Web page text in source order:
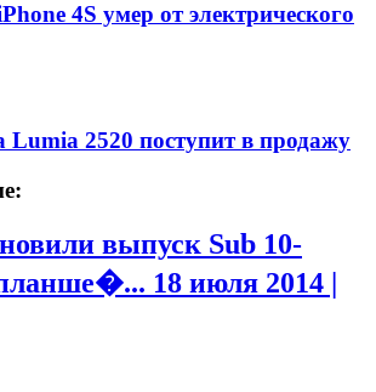
4S умер от электрического
2520 поступит в продажу
выпуск Sub 10-
18 июля 2014 |